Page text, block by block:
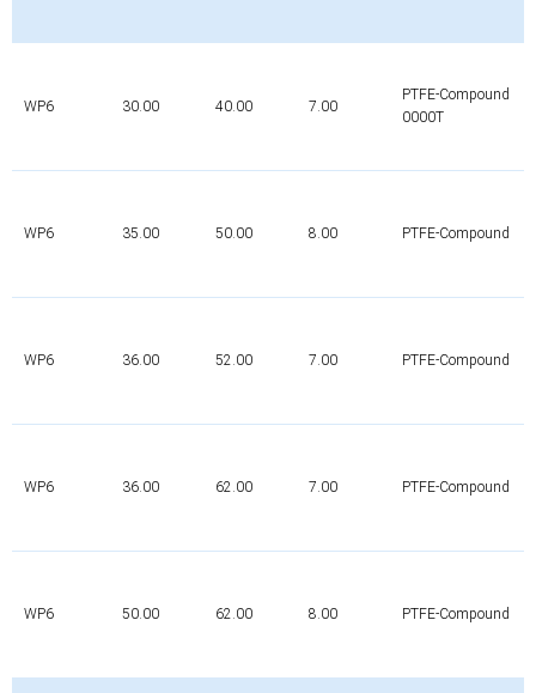
WP6 30.00 40.00 7.00
PTFE-Compound
0000T
WP6 35.00 50.00 8.00 PTFE-Compound
WP6 36.00 52.00 7.00 PTFE-Compound
WP6 36.00 62.00 7.00 PTFE-Compound
WP6 50.00 62.00 8.00 PTFE-Compound